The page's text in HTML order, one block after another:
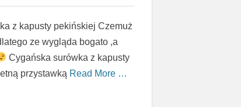
z kapusty pekińskiej Czemuż
ze wygląda bogato ,a
Cygańska surówka z kapusty
przystawką Read More …